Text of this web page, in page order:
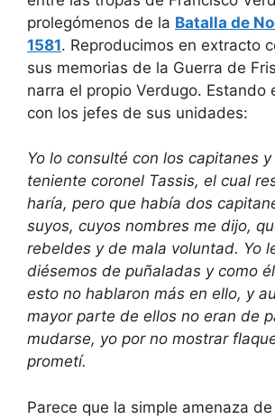
prolegómenos de la Batalla de
1581. Reproducimos en extracto
sus memorias de la Guerra de
narra el propio Verdugo. Estando
con los jefes de sus unidades:
Yo lo consulté con los capitanes
teniente coronel Tassis, el cual
haría, pero que había dos
suyos, cuyos nombres me dijo,
rebeldes y de mala voluntad. Yo
diésemos de puñaladas y como
esto no hablaron más en ello, y
mayor parte de ellos no eran de
mudarse, yo por no mostrar
prometí.
Parece que la simple amenaza